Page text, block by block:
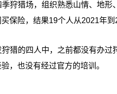
狩猎场，组织熟悉山情、地
保险，结果19个人从2021年到
猎的四人中，之前都没有办
，也没有经过官方的培训。